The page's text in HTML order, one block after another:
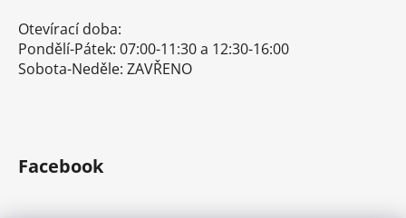
Otevírací doba:
Pondělí-Pátek: 07:00-11:30 a 12:30-16:00
Sobota-Neděle: ZAVŘENO
Facebook